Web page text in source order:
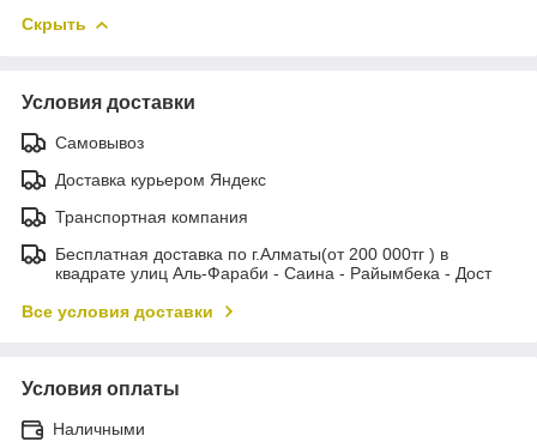
Скрыть
Условия доставки
Самовывоз
Доставка курьером Яндекс
Транспортная компания
Бесплатная доставка по г.Алматы(от 200 000тг ) в
квадрате улиц Аль-Фараби - Саина - Райымбека - Дост
Все условия доставки
Условия оплаты
Наличными